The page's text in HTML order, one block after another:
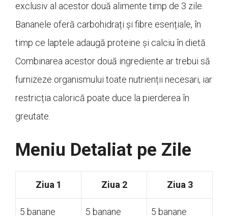
exclusiv al acestor două alimente timp de 3 zile.
Bananele oferă carbohidrați și fibre esențiale, în
timp ce laptele adaugă proteine și calciu în dietă.
Combinarea acestor două ingrediente ar trebui să
furnizeze organismului toate nutrienții necesari, iar
restricția calorică poate duce la pierderea în
greutate.
Meniu Detaliat pe Zile
Ziua 1 Ziua 2 Ziua 3
5 banane 5 banane 5 banane